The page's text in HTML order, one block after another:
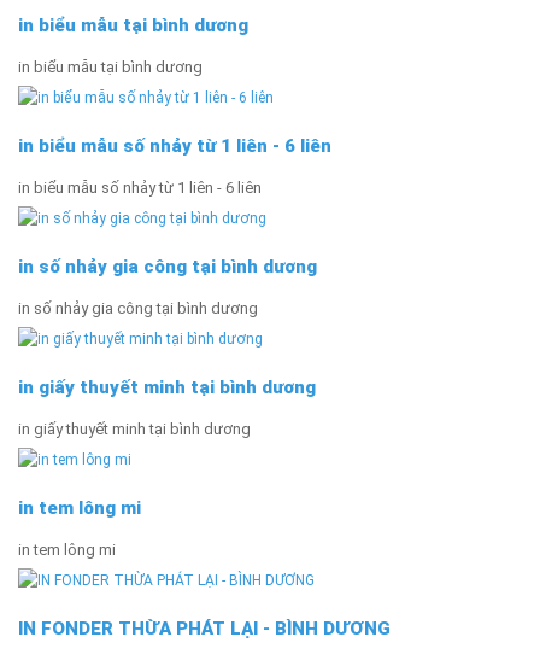
in biểu mẫu tại bình dương
in biểu mẫu tại bình dương
in biểu mẫu số nhảy từ 1 liên - 6 liên
in biểu mẫu số nhảy từ 1 liên - 6 liên
in số nhảy gia công tại bình dương
in số nhảy gia công tại bình dương
in giấy thuyết minh tại bình dương
in giấy thuyết minh tại bình dương
in tem lông mi
in tem lông mi
IN FONDER THỪA PHÁT LẠI - BÌNH DƯƠNG